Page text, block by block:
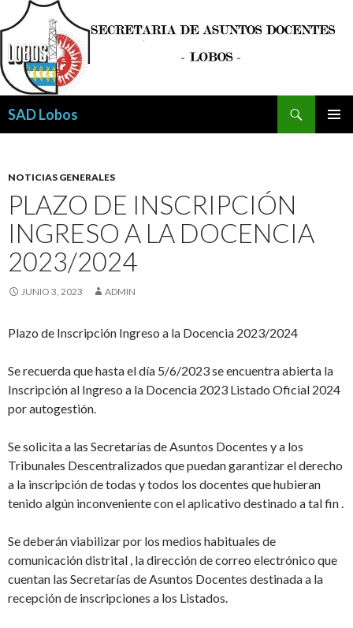
SAD Lobos
NOTICIAS GENERALES
PLAZO DE INSCRIPCIÓN
INGRESO A LA DOCENCIA
2023/2024
JUNIO 3, 2023 ADMIN
Plazo de Inscripción Ingreso a la Docencia 2023/2024
Se recuerda que hasta el día 5/6/2023 se encuentra abierta la
Inscripción al Ingreso a la Docencia 2023 Listado Oficial 2024
por autogestión.
Se solicita a las Secretarías de Asuntos Docentes y a los
Tribunales Descentralizados que puedan garantizar el derecho
a la inscripción de todas y todos los docentes que hubieran
tenido algún inconveniente con el aplicativo destinado a tal fin .
Se deberán viabilizar por los medios habituales de
comunicación distrital , la dirección de correo electrónico que
cuentan las Secretarías de Asuntos Docentes destinada a la
recepción de inscripciones a los Listados.